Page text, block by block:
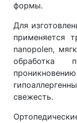
формы.
Для
применяется
nanopolen,
обработка
свежесть.